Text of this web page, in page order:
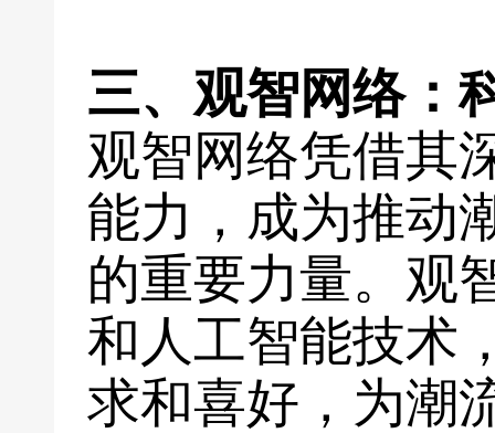
三、观智网络：
观智网络凭借其
能力，成为推动
的重要力量。观
和人工智能技术
求和喜好，为潮